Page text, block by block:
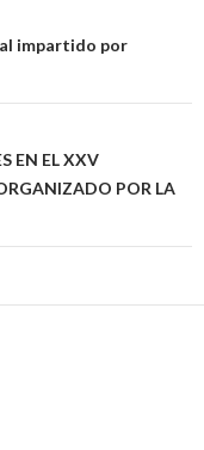
impartido por
EN EL XXV
POR LA